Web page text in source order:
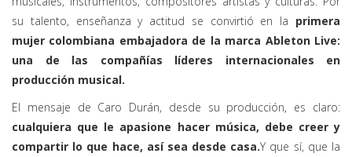
su talento, enseñanza y actitud se convirtió en la primera
mujer colombiana embajadora de la marca Ableton Live:
una de las compañías líderes internacionales en
producción musical.
El mensaje de Caro Durán, desde su producción, es claro:
cualquiera que le apasione hacer música, debe creer y
compartir lo que hace, así sea desde casa.Y que sí, que la